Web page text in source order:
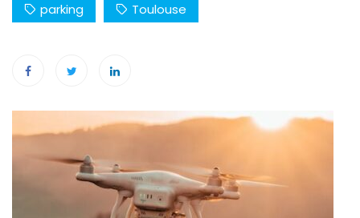
parking
Toulouse
Navigation
de
l’article